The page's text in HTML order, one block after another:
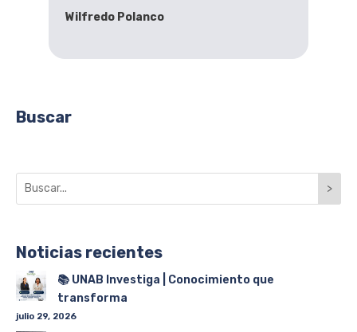
Wilfredo Polanco
Buscar
>
Noticias recientes
📚 UNAB Investiga | Conocimiento que
transforma
julio 29, 2026